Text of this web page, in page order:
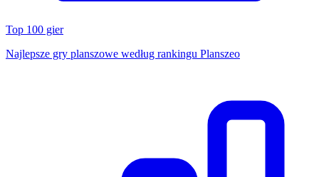
Top 100 gier
Najlepsze gry planszowe według rankingu Planszeo